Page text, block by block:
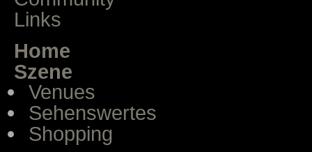
Links
Home
Szene
Venues
Sehenswertes
Shopping